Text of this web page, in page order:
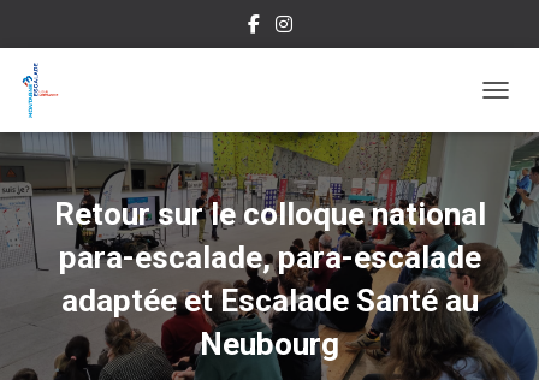
Retour sur le colloque national
para-escalade, para-escalade
adaptée et Escalade Santé au
Neubourg